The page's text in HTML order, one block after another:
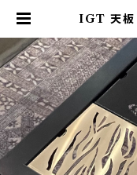
IGT 天板
ow Peak